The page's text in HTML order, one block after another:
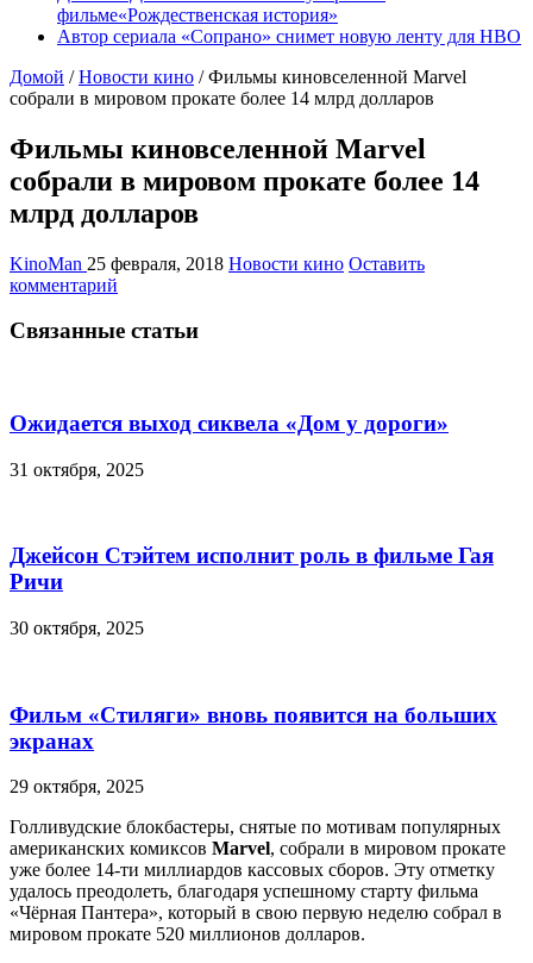
фильме«Рождественская история»
Автор сериала «Сопрано» снимет новую ленту для HBO
Домой / Новости кино / Фильмы киновселенной Marvel
собрали в мировом прокате более 14 млрд долларов
Фильмы киновселенной Marvel
собрали в мировом прокате более 14
млрд долларов
KinoMan 25 февраля, 2018 Новости кино Оставить
комментарий
Связанные статьи
Ожидается выход сиквела «Дом у дороги»
31 октября, 2025
Джейсон Стэйтем исполнит роль в фильме Гая
Ричи
30 октября, 2025
Фильм «Стиляги» вновь появится на больших
экранах
29 октября, 2025
Голливудские блокбастеры, снятые по мотивам популярных
американских комиксов Marvel, собрали в мировом прокате
уже более 14-ти миллиардов кассовых сборов. Эту отметку
удалось преодолеть, благодаря успешному старту фильма
«Чёрная Пантера», который в свою первую неделю собрал в
мировом прокате 520 миллионов долларов.